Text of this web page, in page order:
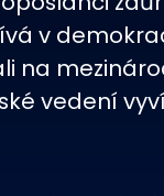
v
na
vedení